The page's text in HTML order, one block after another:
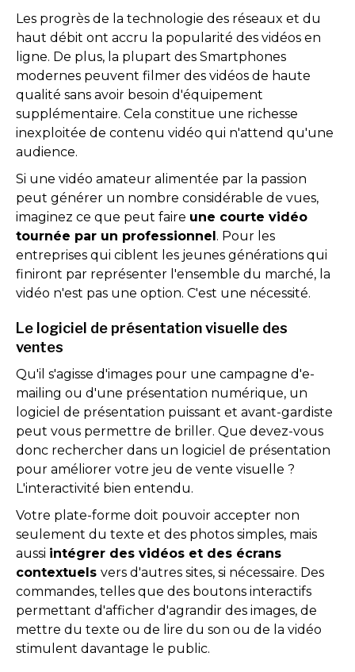
Les progrès de la technologie des réseaux et du
haut débit ont accru la popularité des vidéos en
ligne. De plus, la plupart des Smartphones
modernes peuvent filmer des vidéos de haute
qualité sans avoir besoin d'équipement
supplémentaire. Cela constitue une richesse
inexploitée de contenu vidéo qui n'attend qu'une
audience.
Si une vidéo amateur alimentée par la passion
peut générer un nombre considérable de vues,
imaginez ce que peut faire une courte vidéo
tournée par un professionnel. Pour les
entreprises qui ciblent les jeunes générations qui
finiront par représenter l'ensemble du marché, la
vidéo n'est pas une option. C'est une nécessité.
Le logiciel de présentation visuelle des
ventes
Qu'il s'agisse d'images pour une campagne d'e-
mailing ou d'une présentation numérique, un
logiciel de présentation puissant et avant-gardiste
peut vous permettre de briller. Que devez-vous
donc rechercher dans un logiciel de présentation
pour améliorer votre jeu de vente visuelle ?
L'interactivité bien entendu.
Votre plate-forme doit pouvoir accepter non
seulement du texte et des photos simples, mais
aussi intégrer des vidéos et des écrans
contextuels vers d'autres sites, si nécessaire. Des
commandes, telles que des boutons interactifs
permettant d'afficher d'agrandir des images, de
mettre du texte ou de lire du son ou de la vidéo
stimulent davantage le public.